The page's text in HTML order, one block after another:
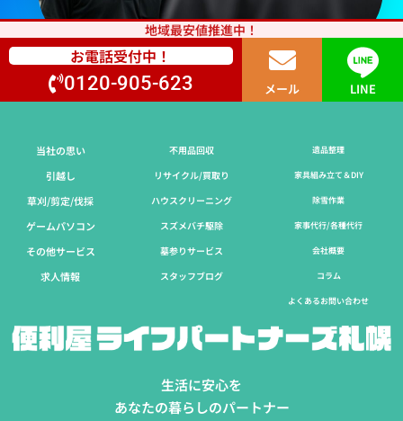
地域最安値推進中！
お電話受付中！
0120-905-623 メール LINE
当社の思い
引越し
草刈/剪定/伐採​
ゲームパソコン
その他サービス
求人情報
不用品回収
リサイクル/買取り
ハウスクリーニング
スズメバチ駆除
墓参りサービス
スタッフブログ
遺品整理
家具組み立て＆DIY
除雪作業
家事代行/各種代行
会社概要
コラム
よくあるお問い合わせ
生活に安心を
あなたの暮らしのパートナー